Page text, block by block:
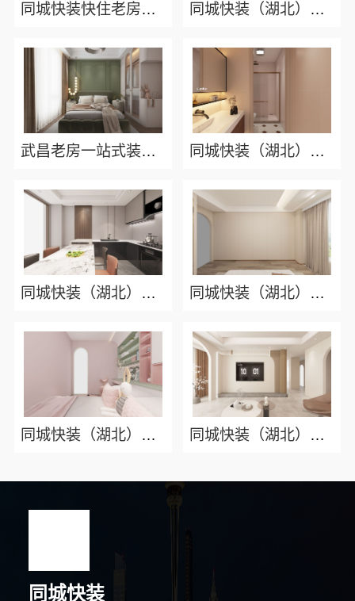
同城快装快住老房快装公司工期保障 同城快装（湖北）科技有限公司快住老房快装公司工期保障
武昌老房一站式装修北欧风靠谱，同城快装（湖北）科技有限公司品质施工 同城快装（湖北）科技有限公司：精装房翻新设计零增项，业主放心之选
同城快装（湖北）科技有限公司：急装家装报价省心光谷公寓改造极简风科技家装 同城快装（湖北）科技有限公司：湖北全包一站式装修日式原木风快速落地
同城快装（湖北）科技有限公司：武昌拎包入住改造智能家装省心保障 同城快装（湖北）科技有限公司：全包一站式装修日式原木风快速靠谱吗
同城快装